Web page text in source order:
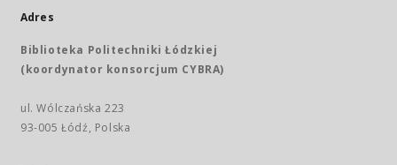
Adres
Biblioteka Politechniki Łódzkiej
(koordynator konsorcjum CYBRA)
ul. Wólczańska 223
93-005 Łódź, Polska